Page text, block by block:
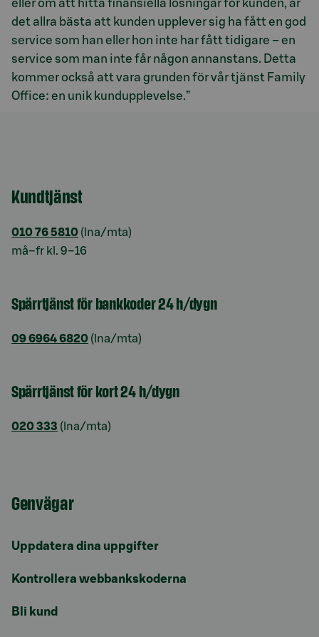
eller om att hitta finansiella lösningar för kunden, är
det allra bästa att kunden upplever sig ha fått en god
service som han eller hon inte har fått tidigare – en
service som man inte får någon annanstans. Detta
kommer också att vara grunden för vår tjänst Family
Office: en unik kundupplevelse.”
Kundtjänst
010 76 5810 (lna/mta)
må–fr kl. 9–16
Spärrtjänst för bankkoder 24 h/dygn
09 6964 6820 (lna/mta)
Spärrtjänst för kort 24 h/dygn
020 333 (lna/mta)
Genvägar
Uppdatera dina uppgifter
Kontrollera webbankskoderna
Bli kund